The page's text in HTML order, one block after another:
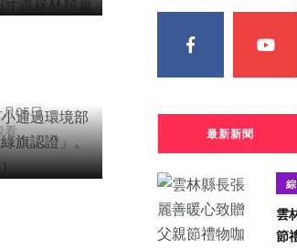
國小通過
05日
看
最新新聞
雲
節